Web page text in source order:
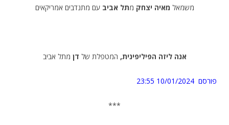
משמאל מאיה יצחק מתל אביב עם מתנדבים אמריקאים
אנה ליזה הפיליפינית, המטפלת של דן מתל אביב
פורסם 10/01/2024 23:55
***